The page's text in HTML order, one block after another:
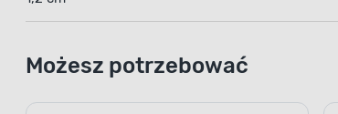
Możesz potrzebować